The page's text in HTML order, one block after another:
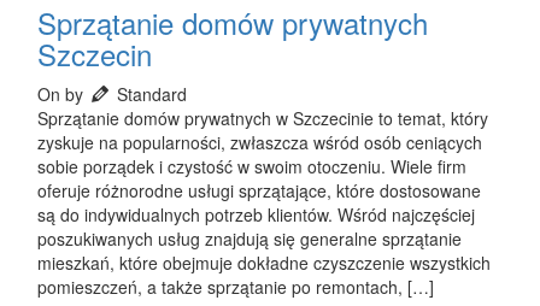
Sprzątanie domów prywatnych
Szczecin
On by
Standard
Sprzątanie domów prywatnych w Szczecinie to temat, który
zyskuje na popularności, zwłaszcza wśród osób ceniących
sobie porządek i czystość w swoim otoczeniu. Wiele firm
oferuje różnorodne usługi sprzątające, które dostosowane
są do indywidualnych potrzeb klientów. Wśród najczęściej
poszukiwanych usług znajdują się generalne sprzątanie
mieszkań, które obejmuje dokładne czyszczenie wszystkich
pomieszczeń, a także sprzątanie po remontach, […]